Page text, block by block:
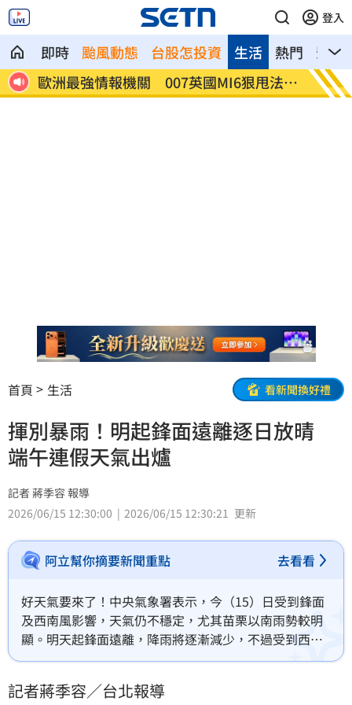
登入
即時 颱風動態 台股怎投資 熱門 影音
生活
歐洲最強情報機關 007英國MI6狠甩法奪
冠
2026
灣
首頁 生活 看新聞換好禮
揮別暴雨！明起鋒面遠離逐日放晴
端午連假天氣出爐
記者 蔣季容 報導
2026/06/15 12:30:00
2026/06/15 12:30:21 更新
阿立幫你摘要新聞重點 去看看
好天氣要來了！中央氣象署表示，今（15）日受到鋒面
及西南風影響，天氣仍不穩定，尤其苗栗以南雨勢較明
顯。明天起鋒面遠離，降雨將逐漸減少，不過受到西南
風影響下，迎風面中南部仍有局部大雨發生機會。到了
雨的天氣型態，端午連假天氣穩定，午後山區仍有局部
記者蔣季容／台北報導